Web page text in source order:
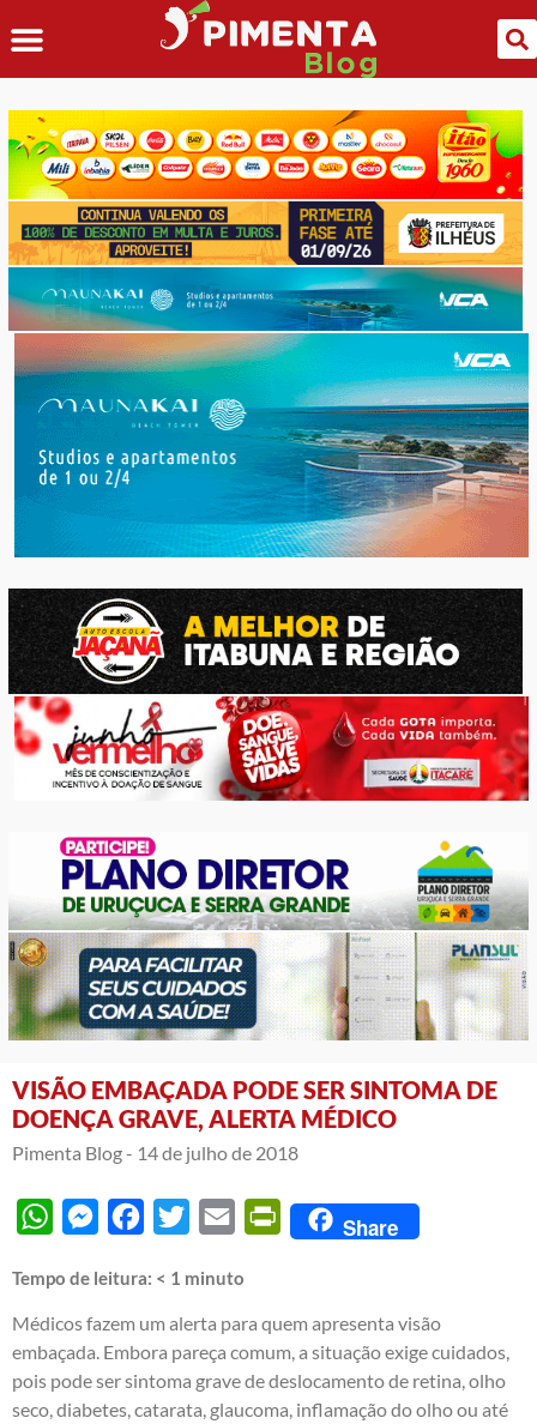
VISÃO EMBAÇADA PODE SER SINTOMA DE
DOENÇA GRAVE, ALERTA MÉDICO
Pimenta Blog - 14 de julho de 2018
WhatsAppMessengerFacebook
Twitter Email PrintFriendly
Share
Tempo de leitura: < 1 minuto
Médicos fazem um alerta para quem apresenta visão
embaçada. Embora pareça comum, a situação exige cuidados,
pois pode ser sintoma grave de deslocamento de retina, olho
seco, diabetes, catarata, glaucoma, inflamação do olho ou até